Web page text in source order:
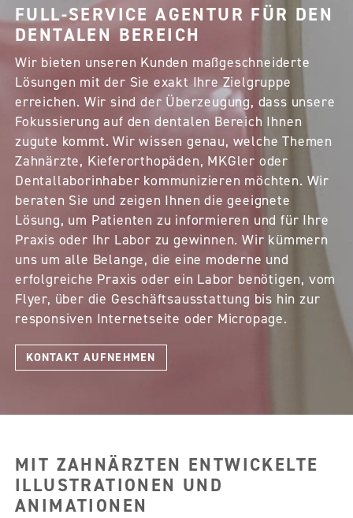
FULL-SERVICE AGENTUR FÜR DEN
DENTALEN BEREICH
Wir bieten unseren Kunden maßgeschneiderte
Lösungen mit der Sie exakt Ihre Zielgruppe
erreichen. Wir sind der Überzeugung, dass unsere
Fokussierung auf den dentalen Bereich Ihnen
zugute kommt. Wir wissen genau, welche Themen
Zahnärzte, Kieferorthopäden, MKGler oder
Dentallaborinhaber kommunizieren möchten. Wir
beraten Sie und zeigen Ihnen die geeignete
Lösung, um Patienten zu informieren und für Ihre
Praxis oder Ihr Labor zu gewinnen. Wir kümmern
uns um alle Belange, die eine moderne und
erfolgreiche Praxis oder ein Labor benötigen, vom
Flyer, über die Geschäftsausstattung bis hin zur
responsiven Internetseite oder Micropage.
KONTAKT AUFNEHMEN
MIT ZAHNÄRZTEN ENTWICKELTE
ILLUSTRATIONEN UND
ANIMATIONEN